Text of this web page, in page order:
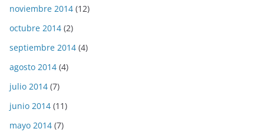
noviembre 2014 (12)
octubre 2014 (2)
septiembre 2014 (4)
agosto 2014 (4)
julio 2014 (7)
junio 2014 (11)
mayo 2014 (7)